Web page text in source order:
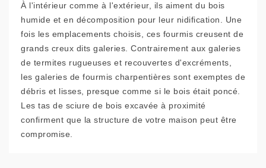
À l'intérieur comme à l'extérieur, ils aiment du bois
humide et en décomposition pour leur nidification. Une
fois les emplacements choisis, ces fourmis creusent de
grands creux dits galeries. Contrairement aux galeries
de termites rugueuses et recouvertes d'excréments,
les galeries de fourmis charpentières sont exemptes de
débris et lisses, presque comme si le bois était poncé.
Les tas de sciure de bois excavée à proximité
confirment que la structure de votre maison peut être
compromise.